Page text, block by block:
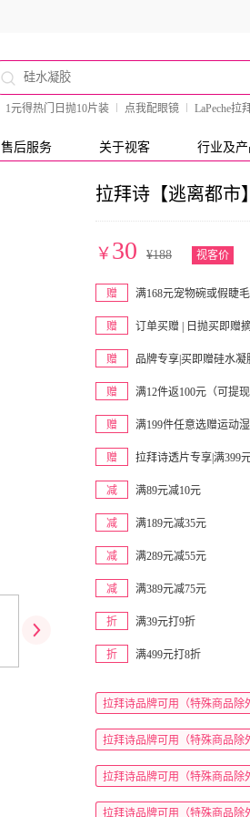
1元得热门日抛10片装 点我配眼镜 LaPeche拉
售后服务 关于视客 行业及
拉拜诗【逃离都市
￥ 30 ¥188 视客价
赠 满168元宠物碗或假睫
赠 订单买赠 | 日抛买即赠
赠 品牌专享|买即赠硅水
赠 满12件返100元（可提现
赠 满199件任意选赠运动
赠 拉拜诗透片专享|满399
减 满89元减10元
减 满189元减35元
减 满289元减55元
减 满389元减75元
折 满39元打9折
折 满499元打8折
拉拜诗品牌可用（特殊商品除
拉拜诗品牌可用（特殊商品除
拉拜诗品牌可用（特殊商品除
拉拜诗品牌可用（特殊商品除